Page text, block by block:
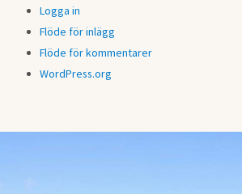
Logga in
Flöde för inlägg
Flöde för kommentarer
WordPress.org